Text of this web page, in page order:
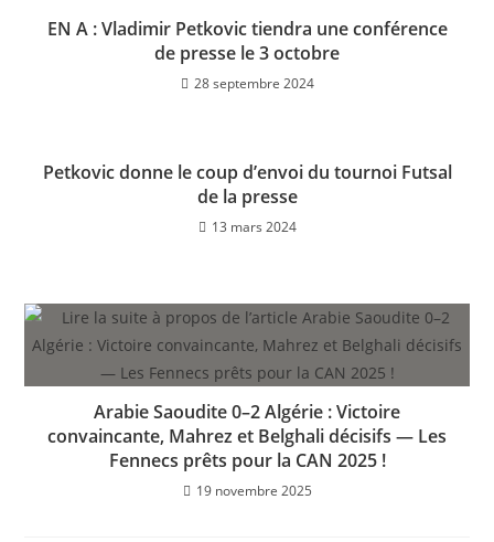
EN A : Vladimir Petkovic tiendra une conférence
de presse le 3 octobre
28 septembre 2024
Petkovic donne le coup d’envoi du tournoi Futsal
de la presse
13 mars 2024
Arabie Saoudite 0–2 Algérie : Victoire
convaincante, Mahrez et Belghali décisifs — Les
Fennecs prêts pour la CAN 2025 !
19 novembre 2025